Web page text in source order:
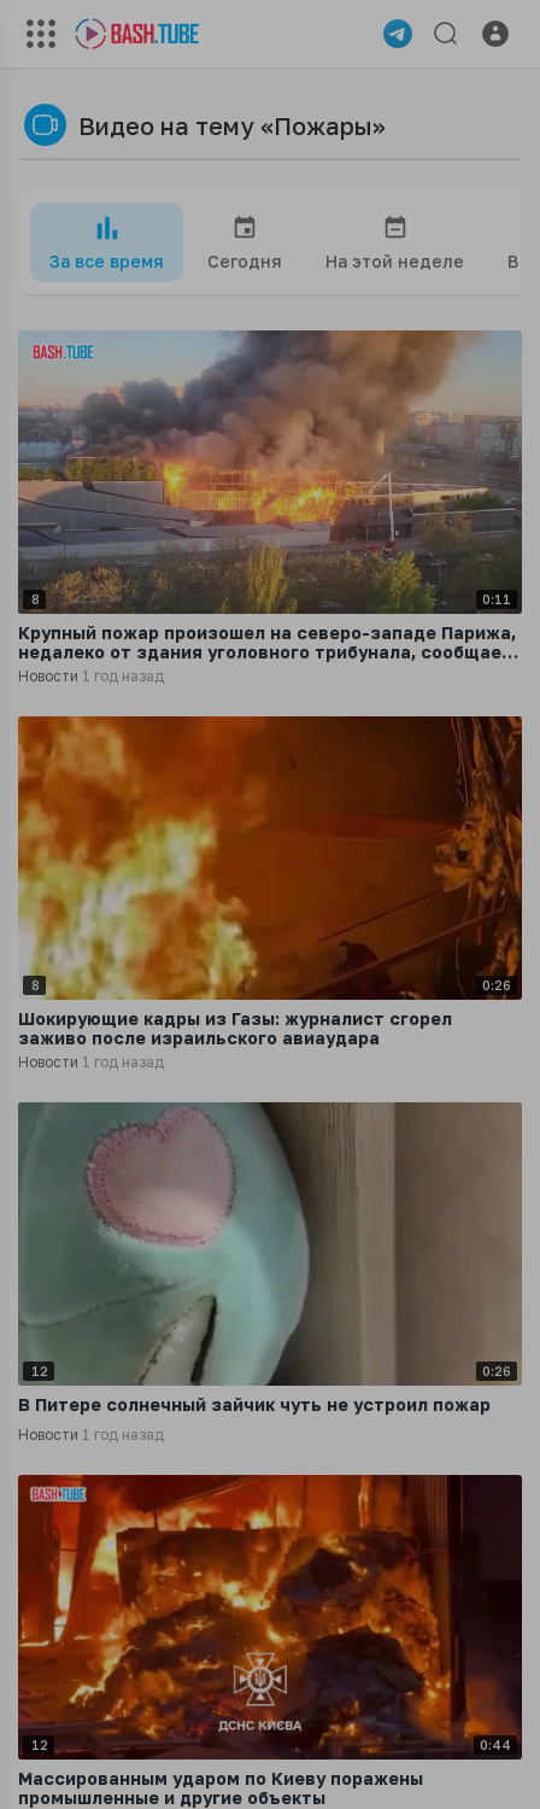
Видео на тему «Пожары»
За все время Сегодня На этой неделе В
8 0:11
Крупный пожар произошел на северо-западе Парижа,
недалеко от здания уголовного трибунала, сообщает
телеканал BFMTV
Новости 1 год назад
8 0:26
Шокирующие кадры из Газы: журналист сгорел
заживо после израильского авиаудара
Новости 1 год назад
12 0:26
В Питере солнечный зайчик чуть не устроил пожар
Новости 1 год назад
12 0:44
Массированным ударом по Киеву поражены
промышленные и другие объекты